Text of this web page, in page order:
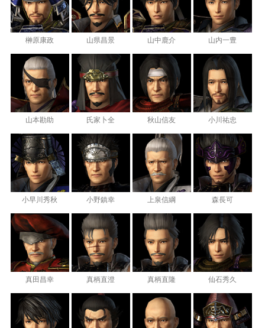
榊原康政 山県昌景 山中鹿介 山内一豊
山本勘助 氏家卜全 秋山信友 小川祐忠
小早川秀秋 小野鎮幸 上泉信綱 森長可
真田昌幸 真柄直澄 真柄直隆 仙石秀久